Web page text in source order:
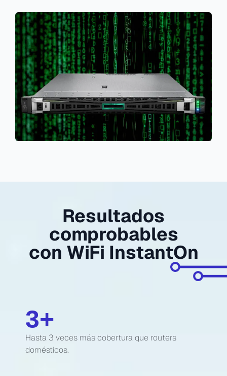
Resultados
comprobables
con WiFi InstantOn
Hasta 3 veces más cobertura que routers
domésticos.
3+